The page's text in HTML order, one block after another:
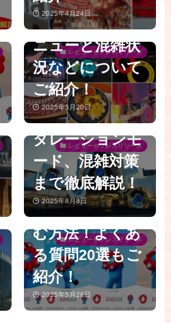
2025年4月24日
レビューやプレスリリース
やレストランメ
ニューと混雑状
況などについて
ご紹介！
2025年5月20日
レビューやプレスリリース
らの「ウォーク
スルー」を完全
ガイド│落合陽
一プロデュー
ス！当日予約シ
ステム、インス
タレーションモ
ード、混雑対策
まで徹底解説！
2025年8月8日
レビューやプレスリリース
【大阪関西万
博】シニア向け
万博体験談の完
全版！疲れない
歩き方と穴場休
憩スポットで万
博を120%楽し
む方法！よくあ
る質問20選もご
紹介！
2025年5月28日